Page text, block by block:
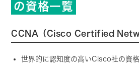
の資格一覧
CCNA（Cisco Certified
世界的に認知度の高いCisco社の資格